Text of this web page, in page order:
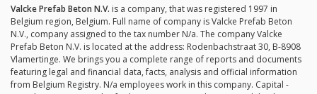
Valcke Prefab Beton N.V. is a company, that was registered 1997 in
Belgium region, Belgium. Full name of company is Valcke Prefab Beton
N.V., company assigned to the tax number N/a. The company Valcke
Prefab Beton N.V. is located at the address: Rodenbachstraat 30, B-8908
Vlamertinge. We brings you a complete range of reports and documents
featuring legal and financial data, facts, analysis and official information
from Belgium Registry. N/a employees work in this company. Capital -